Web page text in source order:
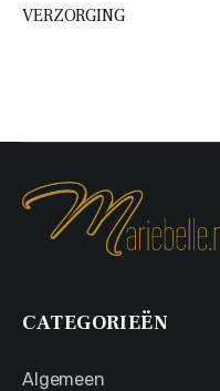
VERZORGING
CATEGORIEËN
Algemeen